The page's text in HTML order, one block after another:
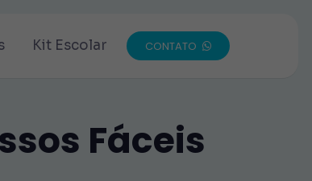
Kit Escolar CONTATO
Fáceis